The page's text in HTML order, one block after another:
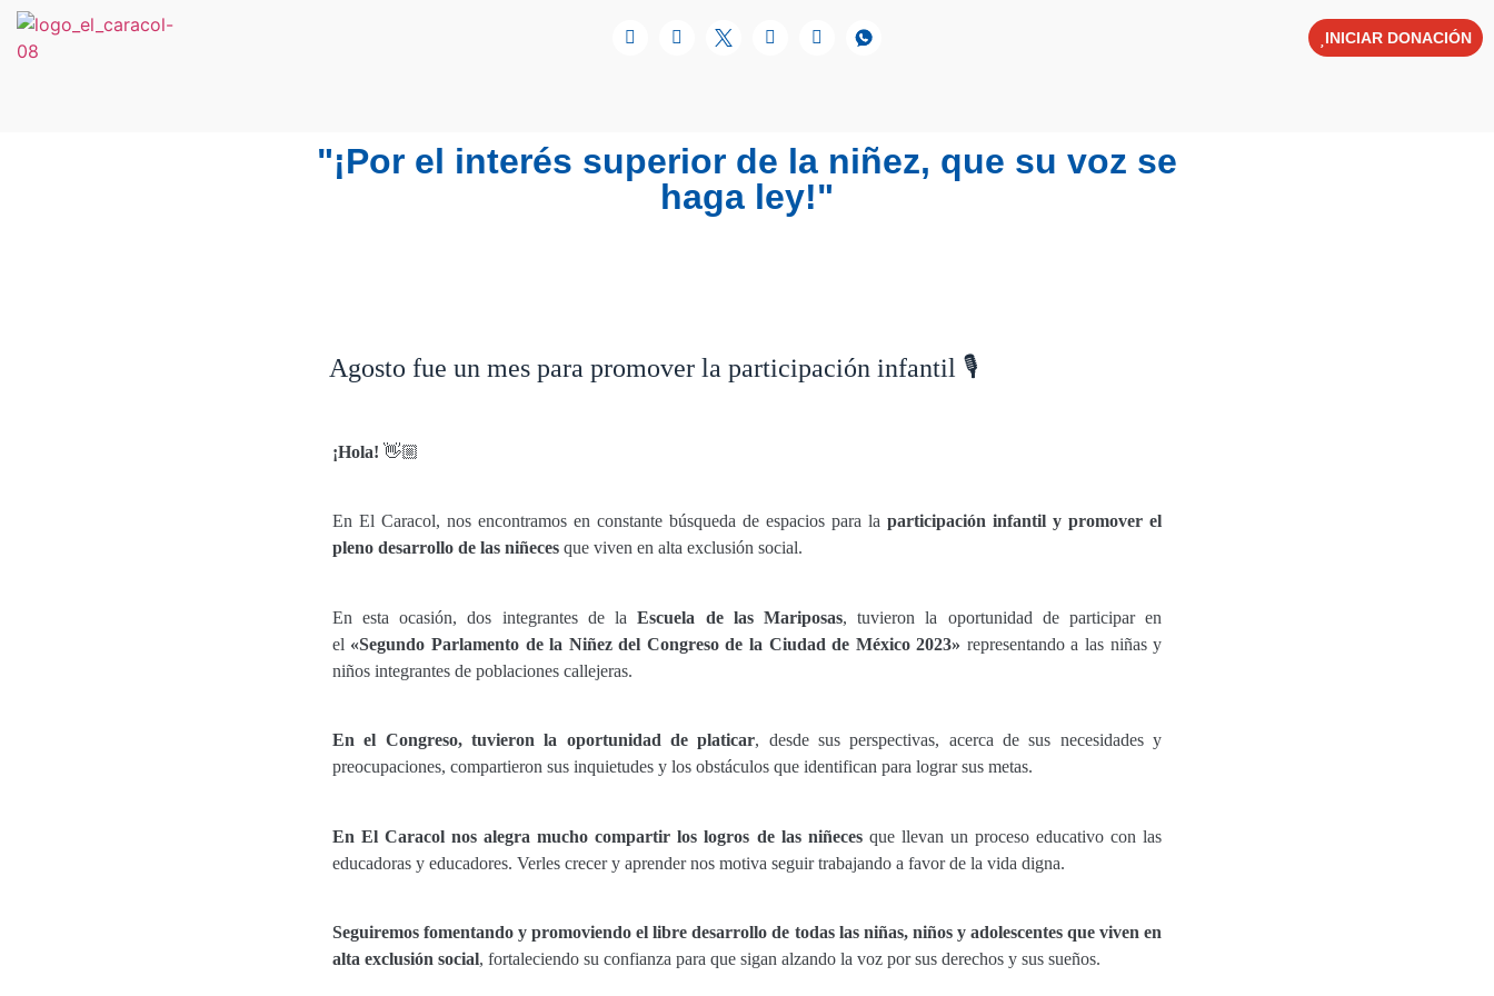
INICIAR DONACIÓN
"¡Por el interés superior de la niñez, que su voz se
haga ley!"
Agosto fue un mes para promover la participación infantil 🎙️
¡Hola! 👋🏼
En El Caracol, nos encontramos en constante búsqueda de espacios para laparticipación infantil y promover el
pleno desarrollo de las niñecesque viven en alta exclusión social.
En esta ocasión, dos integrantes de laEscuela de las Mariposas, tuvieron la oportunidad de participar en
el «Segundo Parlamento de la Niñez del Congreso de la Ciudad de México 2023» representando a las niñas y
niños integrantes de poblaciones callejeras.
En el Congreso, tuvieron la oportunidad de platicar, desde sus perspectivas, acerca de sus necesidades y
preocupaciones, compartieron sus inquietudes y los obstáculos que identifican para lograr sus metas.
En El Caracol nos alegra mucho compartir los logros de las niñecesque llevan un proceso educativo con las
educadoras y educadores. Verles crecer y aprender nos motiva seguir trabajando a favor de la vida digna.
Seguiremos fomentando y promoviendo el libre desarrollo de todas las niñas, niños y adolescentes que viven en
alta exclusión social, fortaleciendo su confianza para que sigan alzando la voz por sus derechos y sus sueños.